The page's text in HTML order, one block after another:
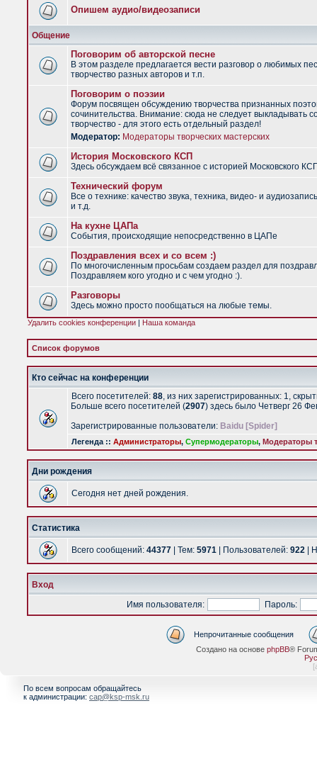
Опишем аудио/видеозаписи
Общение
Поговорим об авторской песне
В этом разделе предлагается вести разговор о любимых
творчество разных авторов и т.п.
Поговорим о поэзии
Форум посвящен обсуждению творчества признанных
сочинительства. Внимание: сюда не следует выкладывать
творчество - для этого есть отдельный раздел!
Модератор: Модераторы творческих мастерских
История Московского КСП
Здесь обсуждаем всё связанное с историей Московского
Технический форум
Все о технике: качество звука, техника, видео- и
и т.д.
На кухне ЦАПа
События, происходящие непосредственно в ЦАПе
Поздравления всех и со всем :)
По многочисленным просьбам создаем раздел для
Поздравляем кого угодно и с чем угодно :).
Разговоры
Здесь можно просто пообщаться на любые темы.
Удалить cookies конференции | Наша команда
Список форумов
Кто сейчас на конференции
Всего посетителей: 88, из них зарегистрированных: 1,
Больше всего посетителей (2907) здесь было Четверг 26
Зарегистрированные пользователи: Baidu [Spider]
Легенда :: Администраторы, Супермодераторы, Модераторы
Дни рождения
Сегодня нет дней рождения.
Статистика
Всего сообщений: 44377 | Тем: 5971 | Пользователей: 922 |
Вход
Имя пользователя:
Пароль:
Непрочитанные сообщения
Создано на основе phpBB®
[
По всем вопросам обращайтесь
к администрации: cap@ksp-msk.ru